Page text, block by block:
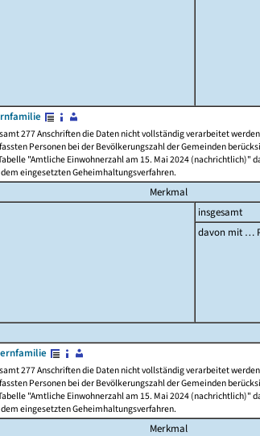
277 Anschriften die Daten nicht vollständig verarbeitet
Personen bei der Bevölkerungszahl der Gemeinden
"Amtliche Einwohnerzahl am 15. Mai 2024 (nachrichtlich)"
eingesetzten Geheimhaltungsverfahren.
Merkmal
insgesamt
davon mit …
277 Anschriften die Daten nicht vollständig verarbeitet
Personen bei der Bevölkerungszahl der Gemeinden
"Amtliche Einwohnerzahl am 15. Mai 2024 (nachrichtlich)"
eingesetzten Geheimhaltungsverfahren.
Merkmal